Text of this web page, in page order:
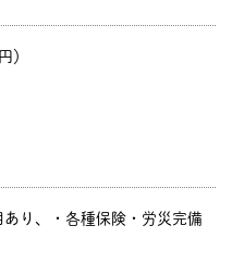
）
り、・各種保険・労災完備